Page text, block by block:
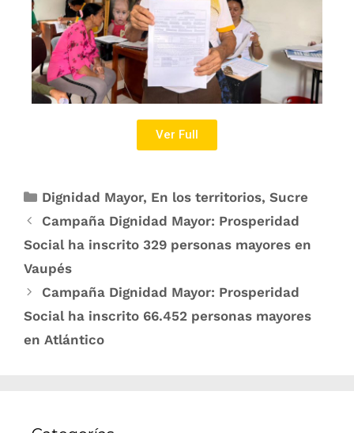
Ver Full
Dignidad Mayor, En los territorios,Sucre
Campaña Dignidad Mayor: Prosperidad
Social ha inscrito 329 personas mayores en
Vaupés
Campaña Dignidad Mayor: Prosperidad
Social ha inscrito 66.452 personas mayores
en Atlántico